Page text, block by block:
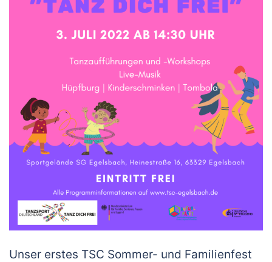
Unser erstes TSC Sommer- und Familienfest